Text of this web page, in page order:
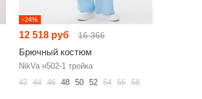
-24%
12 518 руб 16 366
Брючный костюм
NikVa н502-1 тройка
42 44 46 48 50 52 54 56 58